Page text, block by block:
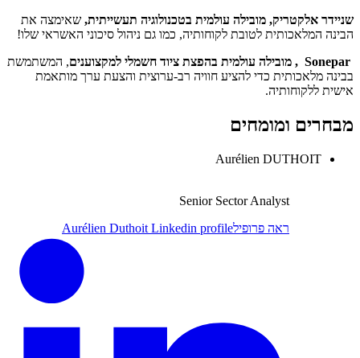
שניידר אלקטריק, מובילה עולמית בטכנולוגיה תעשייתית, שאימצה את
הבינה המלאכותית לטובת לקוחותיה, כמו גם ניהול סיכוני האשראי שלו!
Sonepar , מובילה עולמית בהפצת ציוד חשמלי למקצוענים
, המשתמשת
בבינה מלאכותית כדי להציע חוויה רב-ערוצית והצעת ערך מותאמת
אישית ללקוחותיה.
מבחרים ומומחים
Aurélien DUTHOIT
Senior Sector Analyst
ראה פרופילAurélien Duthoit Linkedin profile